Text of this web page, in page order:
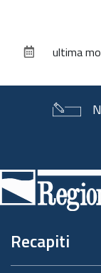
documento
ultima
di
pagina
Recapiti